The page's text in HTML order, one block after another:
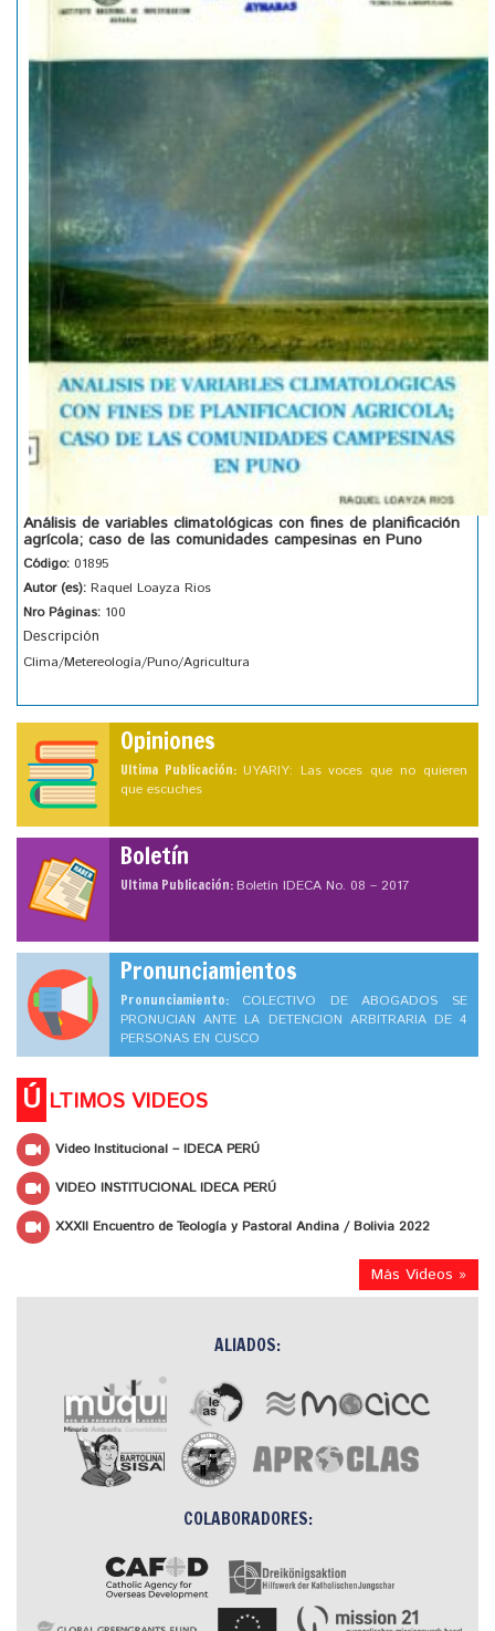
Análisis de variables climatológicas con fines de planificación
agrícola; caso de las comunidades campesinas en Puno
Código: 01895
Autor (es): Raquel Loayza Rios
Nro Páginas: 100
Descripción
Clima/Metereología/Puno/Agricultura
Opiniones
Ultima Publicación: UYARIY: Las voces que no quieren
que escuches
Boletín
Ultima Publicación:Boletín IDECA No. 08 – 2017
Pronunciamientos
Pronunciamiento: COLECTIVO DE ABOGADOS SE
PRONUCIAN ANTE LA DETENCION ARBITRARIA DE 4
PERSONAS EN CUSCO
Ú LTIMOS VIDEOS
Video Institucional – IDECA PERÚ
VIDEO INSTITUCIONAL IDECA PERÚ
XXXII Encuentro de Teología y Pastoral Andina / Bolivia 2022
Más Videos »
ALIADOS:
COLABORADORES: